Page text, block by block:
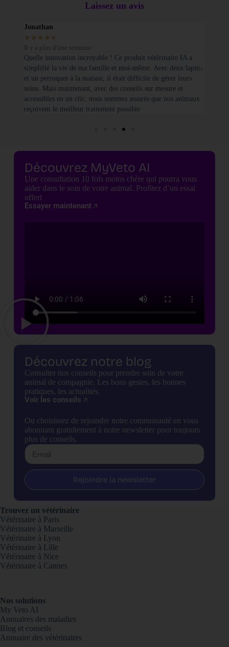
Laissez un avis
Jonathan
★ ★ ★ ★ ★
Il y a plus d'une semaine
Quelle innovation incroyable ! Ce produit vétérinaire IA a
simplifié la vie de ma famille et moi-même. Avec deux lapins
et un perroquet à la maison, il était difficile de gérer leurs
soins. Mais maintenant, avec des conseils sur mesure et
accessibles en un clic, nous sommes assurés que nos animaux
reçoivent le meilleur traitement possible
Découvrez MyVeto AI
Une consultation 10 fois moins chère qui pourra vous
aider dans le soin de votre animal. Profitez d’un essai
offert
Essayer maintenant
Découvrez notre blog
Consulter nos conseils pour prendre soin de votre
animal de compagnie. Les bons gestes, les bonnes
pratiques, les actualités.
Voir les conseils
Ou choisissez de rejoindre notre communauté en vous
abonnant gratuitement à notre newsletter pour toujours
plus de conseils.
Rejoindre la newsletter
Trouvez un vétérinaire
Vétérinaire à Paris
Vétérinaire à Marseille
Vétérinaire à Lyon
Vétérinaire à Lille
Vétérinaire à Nice
Vétérinaire à Cannes
Nos solutions
My Veto AI
Annuaires des maladies
Blog et conseils
Annuaire des vétérinaires